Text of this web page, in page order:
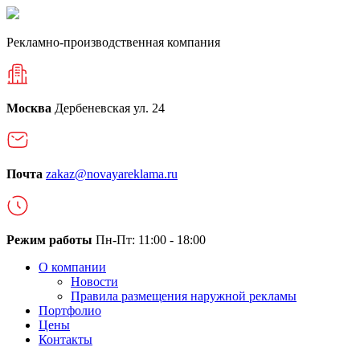
Рекламно-производственная компания
Москва Дербеневская ул. 24
Почта zakaz@novayareklama.ru
Режим работы Пн-Пт: 11:00 - 18:00
О компании
Новости
Правила размещения наружной рекламы
Портфолио
Цены
Контакты